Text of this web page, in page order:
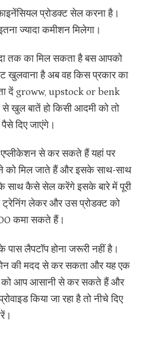
प्रोडक्ट सेल करना है।
ज्यादा कमीशन मिलेगा।
तक का मिल सकता है बस आपको
है अब वह किस प्रकार का
दें groww, upstock or benk
बातें हो किसी आदमी को तो
दिए जाएंगे।
एप्लीकेशन से कर सकते हैं यहां पर
को मिल जाते हैं और इसके साथ-साथ
साथ कैसे सेल करेंगे इसके बारे में पूरी
ट्रेनिंग लेकर और उस प्रोडक्ट को
कमा सकते हैं।
लैपटॉप होना जरूरी नहीं है।
की मदद से कर सकता और यह एक
को आप आसानी से कर सकते हैं और
किया जा रहा है तो नीचे दिए